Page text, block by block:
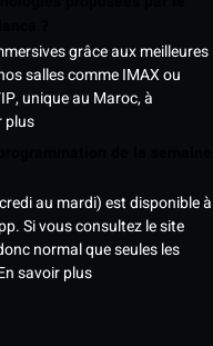
grâce aux meilleures
salles comme IMAX ou
unique au Maroc, à
plus
au mardi) est disponible à
Si vous consultez le site
normal que seules les
savoir plus